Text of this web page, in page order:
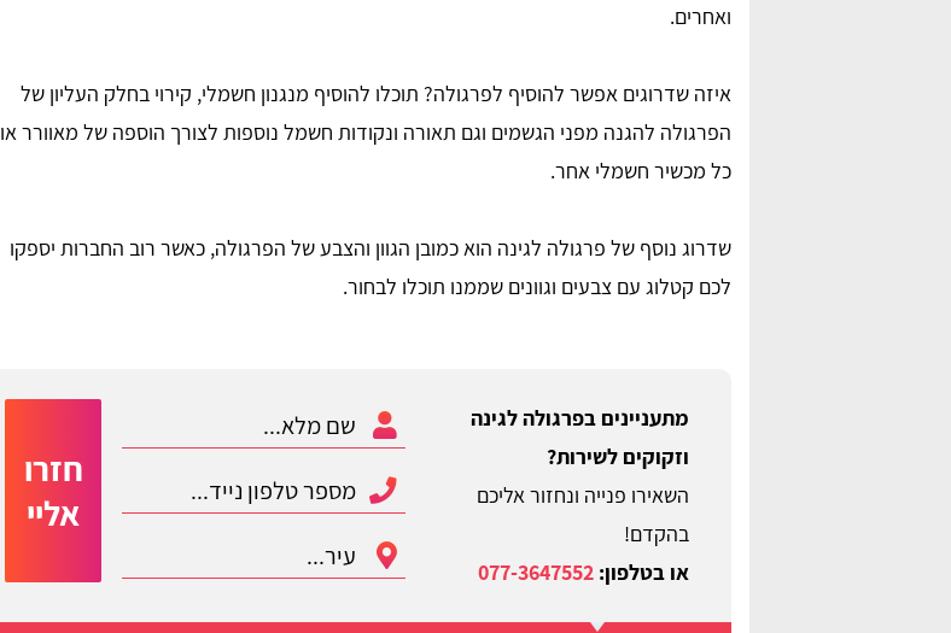
ואחרים.
איזה שדרוגים אפשר להוסיף לפרגולה? תוכלו להוסיף מנגנון חשמלי, קירוי בחלק העליון של
הפרגולה להגנה מפני הגשמים וגם תאורה ונקודות חשמל נוספות לצורך הוספה של מאוורר או
כל מכשיר חשמלי אחר.
שדרוג נוסף של פרגולה לגינה הוא כמובן הגוון והצבע של הפרגולה, כאשר רוב החברות יספקו
לכם קטלוג עם צבעים וגוונים שממנו תוכלו לבחור.
מתעניינים בפרגולה לגינה
וזקוקים לשירות?
השאירו פנייה ונחזור אליכם
בהקדם!
או בטלפון:077-3647552
חזרו
אליי